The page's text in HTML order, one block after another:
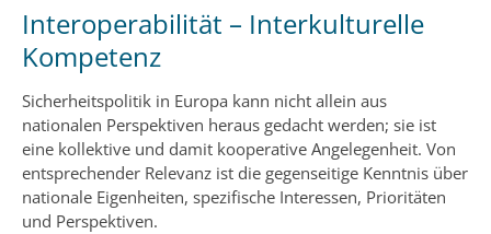
Interoperabilität – Interkulturelle
Kompetenz
Sicherheitspolitik in Europa kann nicht allein aus
nationalen Perspektiven heraus gedacht werden; sie ist
eine kollektive und damit kooperative Angelegenheit. Von
entsprechender Relevanz ist die gegenseitige Kenntnis über
nationale Eigenheiten, spezifische Interessen, Prioritäten
und Perspektiven.